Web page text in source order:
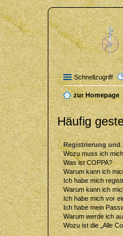
Schnellzugriff
zur Homepage
Häufig
Registrierung und
Wozu muss ich
Was ist COPPA?
Warum kann ich
Ich habe mich
Warum kann ich
Ich habe mich vor
Ich habe mein
Warum werde ich
Wozu ist die „Alle